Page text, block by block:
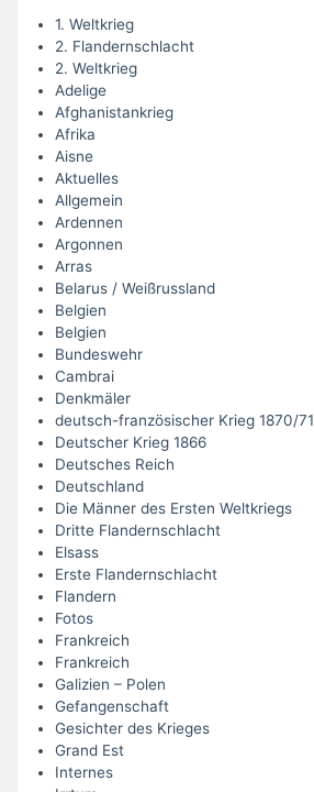
1. Weltkrieg
2. Flandernschlacht
2. Weltkrieg
Adelige
Afghanistankrieg
Afrika
Aisne
Aktuelles
Allgemein
Ardennen
Argonnen
Arras
Belarus / Weißrussland
Belgien
Belgien
Bundeswehr
Cambrai
Denkmäler
deutsch-französischer Krieg 1870/71
Deutscher Krieg 1866
Deutsches Reich
Deutschland
Die Männer des Ersten Weltkriegs
Dritte Flandernschlacht
Elsass
Erste Flandernschlacht
Flandern
Fotos
Frankreich
Frankreich
Galizien – Polen
Gefangenschaft
Gesichter des Krieges
Grand Est
Internes